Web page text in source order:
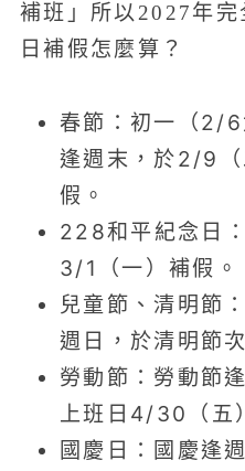
補班」所以2027年
日補假怎麼算？
春節：初一（2/
逢週末，於2/9
假。
228和平紀念日
3/1（一）補假。
兒童節、清明節
週日，於清明節
勞動節：勞動節
上班日4/30（五
國慶日：國慶逢